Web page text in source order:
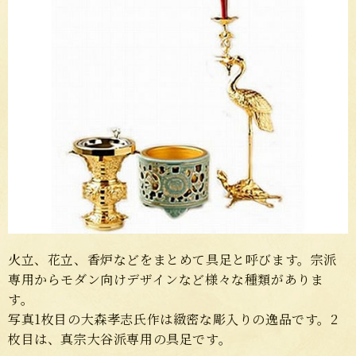
火立、花立、香炉などをまとめて具足と呼びます。宗派
専用からモダン向けデザインなど様々な種類がありま
す。
写真1枚目の大森孝志氏作は緻密な彫入りの逸品です。2
枚目は、真宗大谷派専用の具足です。